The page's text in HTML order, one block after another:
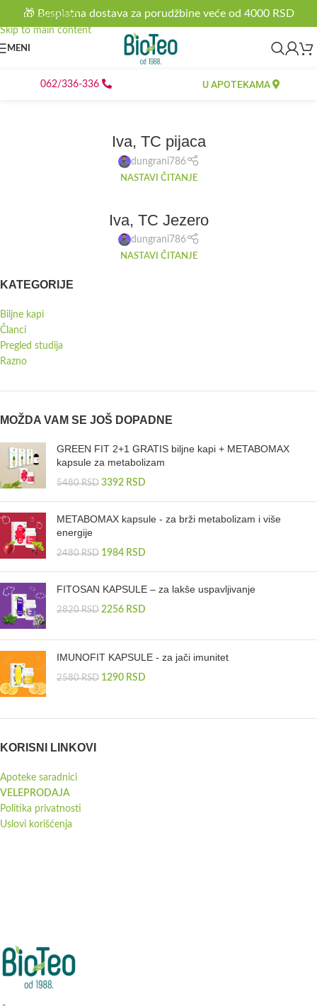
Skip to navigation
Skip to main content
🎁 Besplatna dostava za porudžbine veće od 4000 RSD
MENI
062/336-336 U APOTEKAMA
Iva, TC pijaca
dungrani786
NASTAVI ČITANJE
Iva, TC Jezero
dungrani786
NASTAVI ČITANJE
KATEGORIJE
Biljne kapi
Članci
Pregled studija
Razno
MOŽDA VAM SE JOŠ DOPADNE
GREEN FIT 2+1 GRATIS biljne kapi + METABOMAX
kapsule za metabolizam
5480RSD 3392 RSD
METABOMAX kapsule - za brži metabolizam i više
energije
2480RSD 1984 RSD
FITOSAN KAPSULE – za lakše uspavljivanje
2820RSD 2256 RSD
IMUNOFIT KAPSULE - za jači imunitet
2580RSD 1290 RSD
KORISNI LINKOVI
Apoteke saradnici
VELEPRODAJA
Politika privatnosti
Uslovi korišćenja